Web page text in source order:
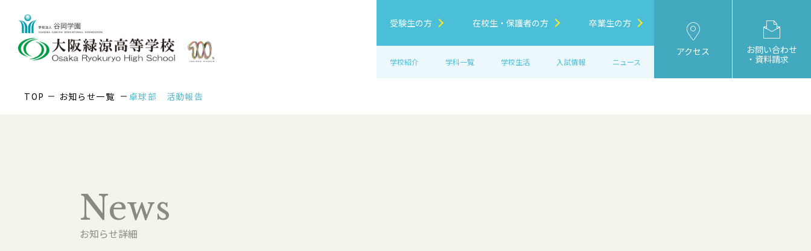
受験生の方 在校生・保護者の方 卒業生の方
学校紹介 学科一覧 学校生活 入試情報 ニュース
アクセス
お問い合わせ
・資料請求
TOP お知らせ一覧 卓球部 活動報告
News
お知らせ詳細